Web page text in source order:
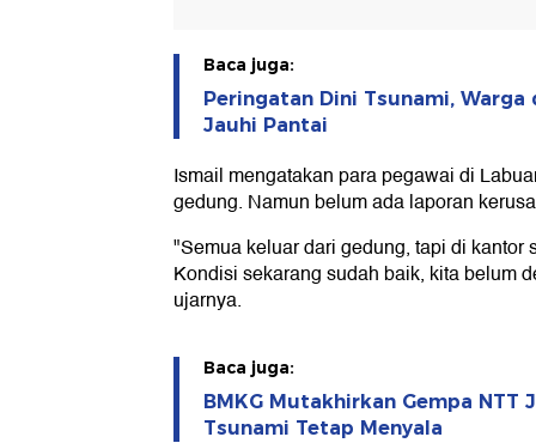
Baca juga:
Peringatan Dini Tsunami,
Jauhi Pantai
Ismail mengatakan para pegawai di
gedung. Namun belum ada laporan
"Semua keluar dari gedung, tapi di kantor
Kondisi sekarang sudah baik, kita belum
ujarnya.
Baca juga:
BMKG Mutakhirkan Gempa NTT
Tsunami Tetap Menyala